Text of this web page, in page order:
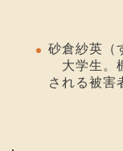
砂倉紗英（
大学生。
される被害